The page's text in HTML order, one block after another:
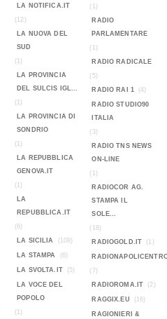
LA NOTIFICA.IT
(12)
LA NUOVA DEL
SUD
(1)
LA PROVINCIA
DEL SULCIS IGL...
(1)
LA PROVINCIA DI
SONDRIO
(1)
LA REPUBBLICA
GENOVA.IT
(1)
LA
REPUBBLICA.IT
(6)
LA SICILIA
(108)
LA STAMPA (6)
LA SVOLTA.IT (5)
LA VOCE DEL
POPOLO
(1)
(1)
RADIO
PARLAMENTARE
(1)
RADIO RADICALE
(5)
RADIO RAI 1
(4)
RADIO STUDIO90
ITALIA
(3)
RADIO TNS NEWS
ON-LINE
(1)
RADIOCOR AG.
STAMPA IL
SOLE...
(18)
RADIOGOLD.IT
(1)
(7)
RADIOROMA.IT
(2)
RAGGIX.EU (16)
RAGIONIERI &